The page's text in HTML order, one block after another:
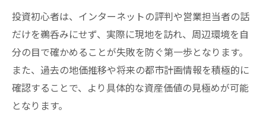
投資初心者は、インターネットの評判や営業担当者の話
だけを鵜呑みにせず、実際に現地を訪れ、周辺環境を自
分の目で確かめることが失敗を防ぐ第一歩となります。
また、過去の地価推移や将来の都市計画情報を積極的に
確認することで、より具体的な資産価値の見極めが可能
となります。